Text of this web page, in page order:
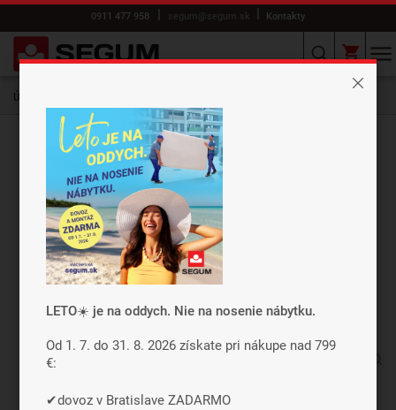
LETO☀️ je na oddych. Nie na nosenie nábytku.
Od 1. 7. do 31. 8. 2026 získate pri nákupe nad 799
€:
✔dovoz v Bratislave ZADARMO
0911 477 958 segum@segum.sk Kontakty
Úvod
Záleží nám na vašom súkromí
Cookies používame preto, aby sme
zabezpečili funkcie webu a pokiaľ nám dáte
súhlas, tak okrem iného aj preto, aby sme
vylepšili obsah stránok podľa vašich
preferencií. Tlačidlom „Súhlasiť a zavrieť“
dáte súhlas s využívaním cookies a budeme
tak môcť poslať údaje o používaní nášho
webu za účelom zobrazení cielenej reklamy